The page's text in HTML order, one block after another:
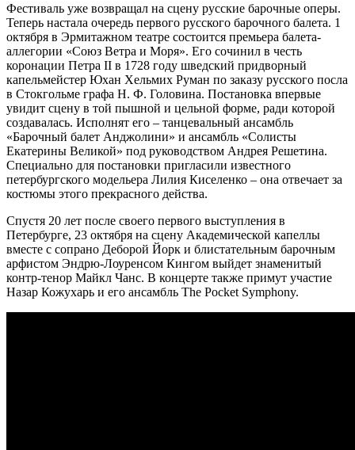
Фестиваль уже возвращал на сцену русские барочные оперы.
Теперь настала очередь первого русского барочного балета. 1
октября в Эрмитажном театре состоится премьера балета-
аллегории «Союз Ветра и Моря». Его сочинил в честь
коронации Петра II в 1728 году шведский придворный
капельмейстер Юхан Хельмих Руман по заказу русского посла
в Стокгольме графа Н. Ф. Головина. Постановка впервые
увидит сцену в той пышной и цельной форме, ради которой
создавалась. Исполнят его – танцевальный ансамбль
«Барочный балет Анджолини» и ансамбль «Солисты
Екатерины Великой» под руководством Андрея Решетина.
Специально для постановки пригласили известного
петербургского модельера Лилия Киселенко – она отвечает за
костюмы этого прекрасного действа.
Спустя 20 лет после своего первого выступления в
Петербурге, 23 октября на сцену Академической капеллы
вместе с сопрано Деборой Йорк и блистательным барочным
арфистом Эндрю-Лоуренсом Кингом выйдет знаменитый
контр-тенор Майкл Чанс. В концерте также примут участие
Назар Кожухарь и его ансамбль The Pocket Symphony.